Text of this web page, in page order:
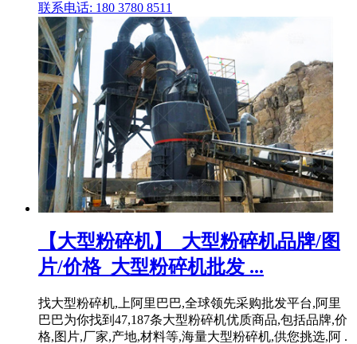
联系电话: 180 3780 8511
【大型粉碎机】_大型粉碎机品牌/图
片/价格_大型粉碎机批发 ...
找大型粉碎机,上阿里巴巴,全球领先采购批发平台,阿里
巴巴为你找到47,187条大型粉碎机优质商品,包括品牌,价
格,图片,厂家,产地,材料等,海量大型粉碎机,供您挑选,阿 .